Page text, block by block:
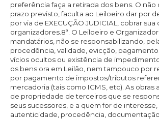
preferência faça a retirada dos bens. O
prazo previsto, faculta ao Leiloeiro dar por
por via de EXECUÇÃO JUDICIAL, cobrar
organizadores.8ª. O Leiloeiro e
mandatários, não se responsabilizando,
procedência, validade, evicção,
vícios ocultos ou existência de
os bens ora em Leilão, nem tampouco por
por pagamento de impostos/tributos
mercadoria (tais como ICMS, etc). As obras
de propriedade de terceiros que se
seus sucessores, e a quem for de interesse,
autenticidade, procedência,